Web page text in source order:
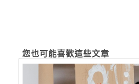
您也可能喜歡這些文章